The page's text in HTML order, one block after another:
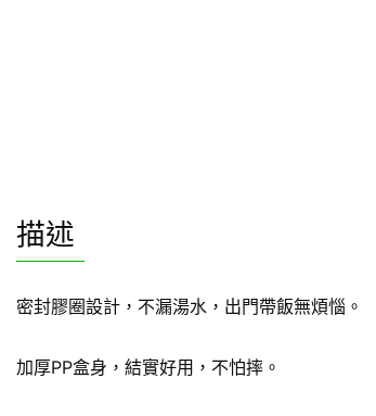
描述
密封膠圈設計，不漏湯水，出門帶飯無煩惱。
加厚PP盒身，結實好用，不怕摔。